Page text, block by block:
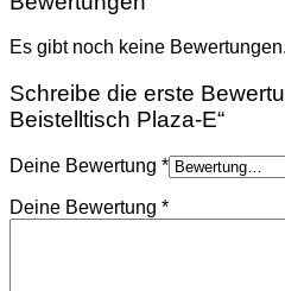
Es gibt noch keine Bewertungen.
Schreibe die erste
Beistelltisch Plaza-E“
Deine Bewertung *
Deine Bewertung *